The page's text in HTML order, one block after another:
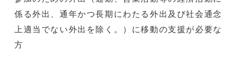
係る外出、通年かつ長期にわたる外出及び社会通念
上適当でない外出を除く。）に移動の支援が必要な
方